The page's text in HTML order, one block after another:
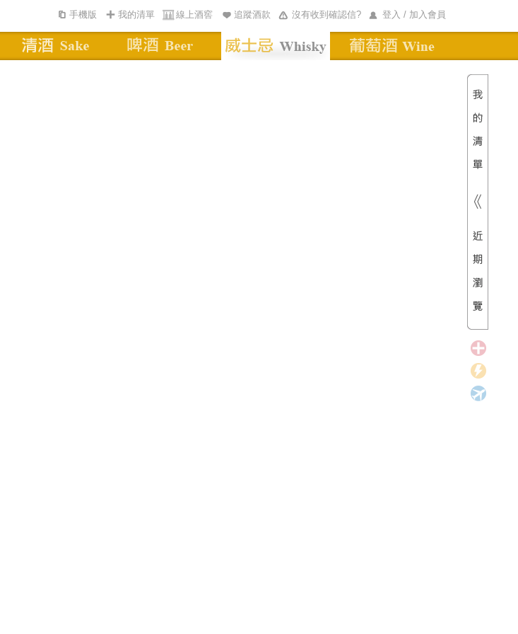
登入 / 加入會員
沒有收到確認信?
追蹤酒款
線上酒窖
我的清單
手機版